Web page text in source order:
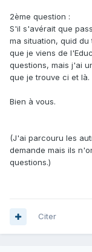
2ème question :
S'il s'avérait que
ma situation, quid
que je viens de
questions, mais j'ai
que je trouve ci et là.
Bien à vous.
(J'ai parcouru les
demande mais ils
questions.)
Citer